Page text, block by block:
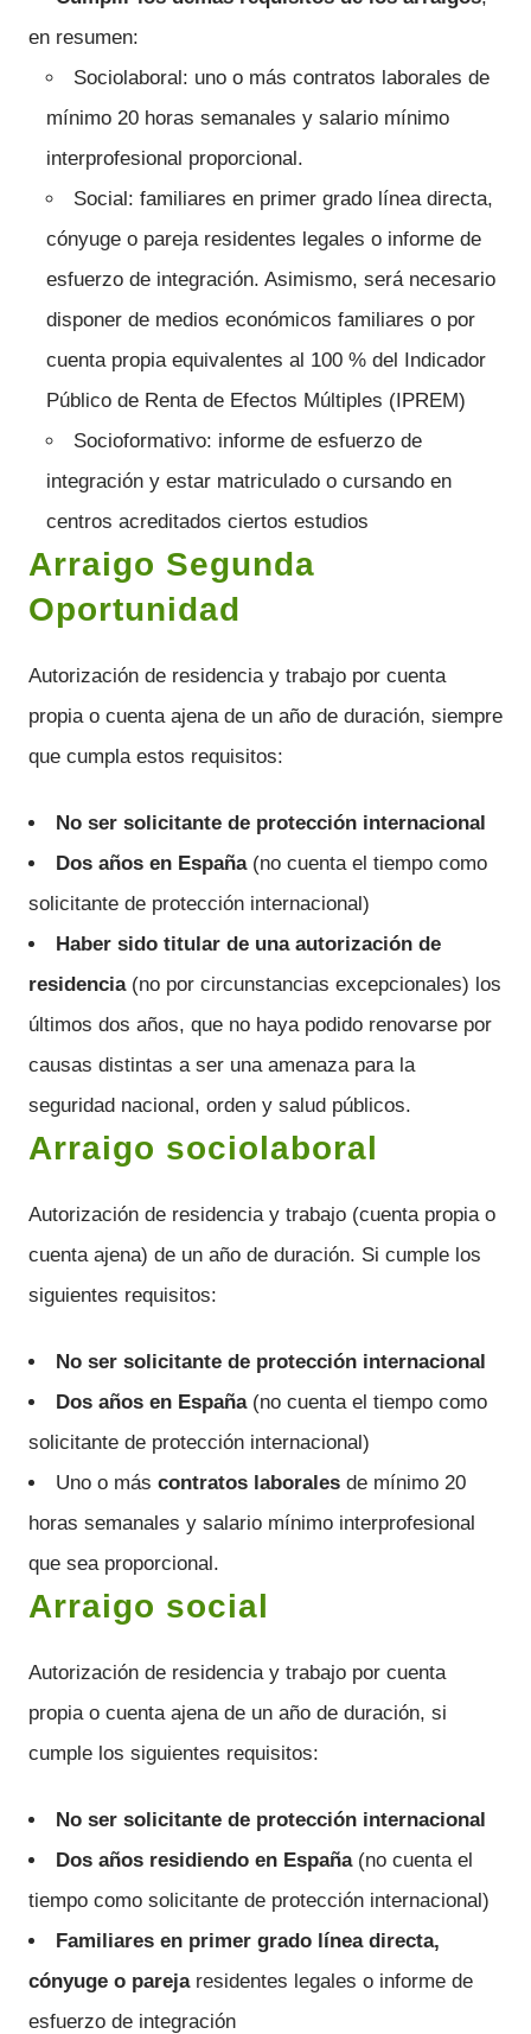
en resumen:
Sociolaboral: uno o más contratos laborales de
mínimo 20 horas semanales y salario mínimo
interprofesional proporcional.
Social: familiares en primer grado línea directa,
cónyuge o pareja residentes legales o informe de
esfuerzo de integración. Asimismo, será necesario
disponer de medios económicos familiares o por
cuenta propia equivalentes al 100 % del Indicador
Público de Renta de Efectos Múltiples (IPREM)
Socioformativo: informe de esfuerzo de
integración y estar matriculado o cursando en
centros acreditados ciertos estudios
Arraigo Segunda
Oportunidad
Autorización de residencia y trabajo por cuenta
propia o cuenta ajena de un año de duración, siempre
que cumpla estos requisitos:
No ser solicitante de protección internacional
Dos años en España(no cuenta el tiempo como
solicitante de protección internacional)
Haber sido titular de una autorización de
residencia(no por circunstancias excepcionales) los
últimos dos años, que no haya podido renovarse por
causas distintas a ser una amenaza para la
seguridad nacional, orden y salud públicos.
Arraigo sociolaboral
Autorización de residencia y trabajo (cuenta propia o
cuenta ajena) de un año de duración. Si cumple los
siguientes requisitos:
No ser solicitante de protección internacional
Dos años en España(no cuenta el tiempo como
solicitante de protección internacional)
Uno o más contratos laborales de mínimo 20
horas semanales y salario mínimo interprofesional
que sea proporcional.
Arraigo social
Autorización de residencia y trabajo por cuenta
propia o cuenta ajena de un año de duración, si
cumple los siguientes requisitos:
No ser solicitante de protección internacional
Dos años residiendo en España(no cuenta el
tiempo como solicitante de protección internacional)
Familiares en primer grado línea directa,
cónyuge o parejaresidentes legales o informe de
esfuerzo de integración